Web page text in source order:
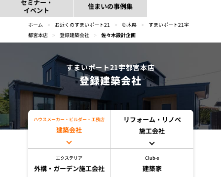
セミナー・
イベント
住まいの事例集
ホーム > お近くのすまいポート21 > 栃木県 >
すまいポート21宇
都宮本店
> 登録建築会社 > 佐々木設計企画
すまいポート21宇都宮本店
登録建築会社
ハウスメーカー・ビルダー・工務店
建築会社
リフォーム・リノベ
施工会社
エクステリア
外構・ガーデン施工会社
Club-s
建築家